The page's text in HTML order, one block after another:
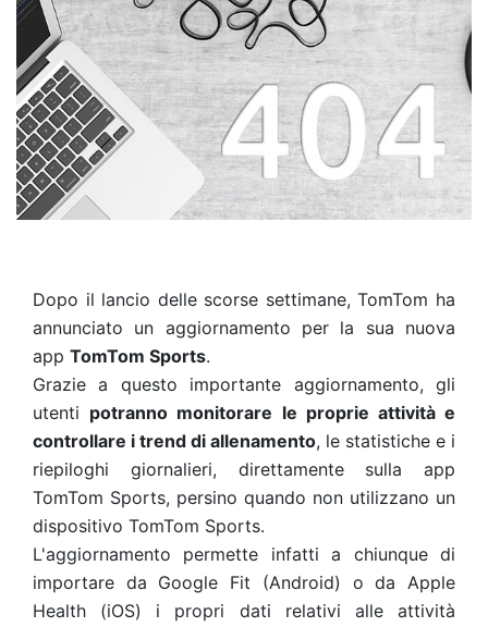
Dopo il lancio delle scorse settimane, TomTom ha
annunciato un aggiornamento per la sua nuova
app TomTom Sports.
Grazie a questo importante aggiornamento, gli
utenti potranno monitorare le proprie attività e
controllare i trend di allenamento, le statistiche e i
riepiloghi giornalieri, direttamente sulla app
TomTom Sports, persino quando non utilizzano un
dispositivo TomTom Sports.
L'aggiornamento permette infatti a chiunque di
importare da Google Fit (Android) o da Apple
Health (iOS) i propri dati relativi alle attività